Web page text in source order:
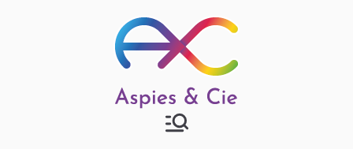
Aspies & Cie